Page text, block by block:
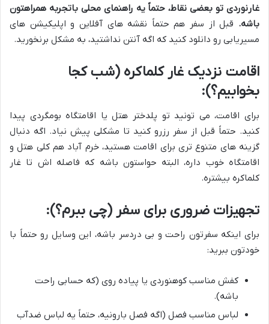
غارنوردی تو بعضی نقاط، حتماً یه راهنمای محلی باتجربه همراهتون
باشه. قبل از سفر هم حتماً نقشه های آفلاین و اپلیکیشن های
مسیریابی رو دانلود کنید که اگه آنتن نداشتید، به مشکل برنخورید.
اقامت نزدیک غار کلماکره (شب کجا
بخوابیم؟):
برای اقامت، می تونید تو پلدختر هتل یا اقامتگاه بومگردی پیدا
کنید. حتماً قبل از سفر رزرو کنید تا مشکلی پیش نیاد. اگه دنبال
گزینه های متنوع تری برای اقامت هستید، خرم آباد هم کلی هتل و
اقامتگاه خوب داره، البته حواستون باشه که فاصله اش تا غار
کلماکره بیشتره.
تجهیزات ضروری برای سفر (چی ببرم؟):
برای اینکه سفرتون راحت و بی دردسر باشه، این وسایل رو حتماً با
خودتون ببرید:
کفش مناسب کوهنوردی یا پیاده روی (که حسابی راحت
باشه).
لباس مناسب فصل (اگه فصل بارونیه، حتماً یه لباس ضدآب